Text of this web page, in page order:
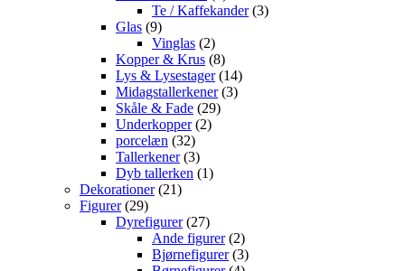
varer
Te / Kaffekander 33
Glas 99
varer
Vinglas 22
varer
Kopper & Krus 88
varer
Lys & Lysestager 1414
varer
Midagstallerkener 33
Skåle & Fade 2929
Underkopper 22
porcelæn 3232
varer
Tallerkener 33
varer
Dyb tallerken 11
Dekorationer 2121
Figurer 2929
varer
Dyrefigurer 2727
varer
Ande figurer 22
varer
Bjørnefigurer 33